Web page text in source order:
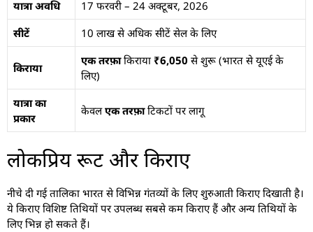
यात्रा अवधि
17 फरवरी – 24 अक्टूबर, 2026
सीटें
10 लाख से अधिक सीटें सेल के लिए
किराया
एक तरफ़ाकिराया ₹6,050 से शुरू (भारत से यूएई के
लिए)
यात्रा का
प्रकार
केवलएक तरफ़ाटिकटों पर लागू
लोकप्रिय रूट और किराए
नीचे दी गई तालिका भारत से विभिन्न गंतव्यों के लिए शुरुआती किराए दिखाती है।
ये किराए विशिष्ट तिथियों पर उपलब्ध सबसे कम किराए हैं और अन्य तिथियों के
लिए भिन्न हो सकते हैं।